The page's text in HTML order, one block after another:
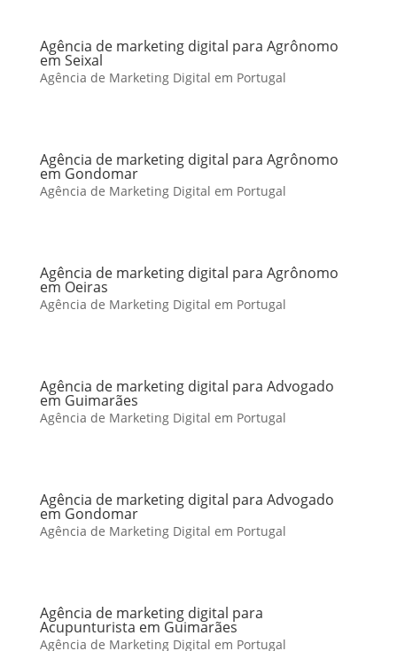
Agência de marketing digital para Agrônomo
em Seixal
Agência de Marketing Digital em Portugal
Agência de marketing digital para Agrônomo
em Gondomar
Agência de Marketing Digital em Portugal
Agência de marketing digital para Agrônomo
em Oeiras
Agência de Marketing Digital em Portugal
Agência de marketing digital para Advogado
em Guimarães
Agência de Marketing Digital em Portugal
Agência de marketing digital para Advogado
em Gondomar
Agência de Marketing Digital em Portugal
Agência de marketing digital para
Acupunturista em Guimarães
Agência de Marketing Digital em Portugal